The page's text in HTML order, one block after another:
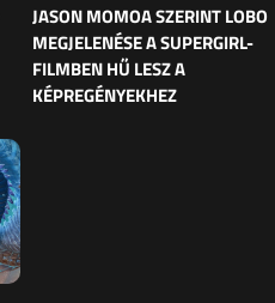
JASON MOMOA SZERINT LOBO
MEGJELENÉSE A SUPERGIRL-
FILMBEN HŰ LESZ A
KÉPREGÉNYEKHEZ